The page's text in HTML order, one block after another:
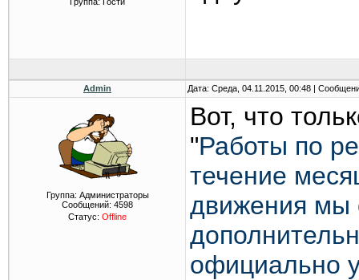
Admin Дата: Среда, 04.11.2015, 00:48 |
Группа: Администраторы
Сообщений: 4598
Статус: Offline
Вот, что
"Работы по
течение
движения мы
официально